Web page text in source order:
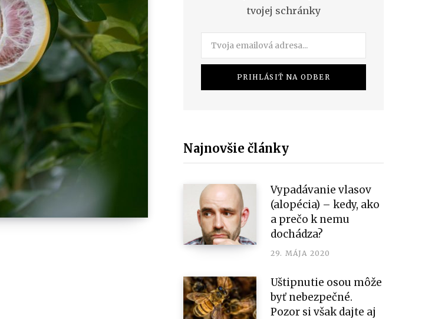
tvojej schránky
Najnovšie články
Vypadávanie vlasov
(alopécia) – kedy, ako
a prečo k nemu
dochádza?
29. MÁJA 2020
Uštipnutie osou môže
byť nebezpečné.
Pozor si však dajte aj